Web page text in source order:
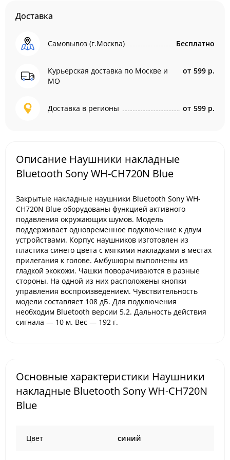
Доставка
Самовывоз (г.Москва) Бесплатно
Курьерская доставка по Москве и
МО
от 599 р.
Доставка в регионы от 599 р.
Описание Наушники накладные
Bluetooth Sony WH-CH720N Blue
Закрытые накладные наушники Bluetooth Sony WH-
CH720N Blue оборудованы функцией активного
подавления окружающих шумов. Модель
поддерживает одновременное подключение к двум
устройствами. Корпус наушников изготовлен из
пластика синего цвета с мягкими накладками в местах
прилегания к голове. Амбушюры выполнены из
гладкой экокожи. Чашки поворачиваются в разные
стороны. На одной из них расположены кнопки
управления воспроизведением. Чувствительность
модели составляет 108 дБ. Для подключения
необходим Bluetooth версии 5.2. Дальность действия
сигнала — 10 м. Вес — 192 г.
Основные характеристики Наушники
накладные Bluetooth Sony WH-CH720N
Blue
Цвет cиний